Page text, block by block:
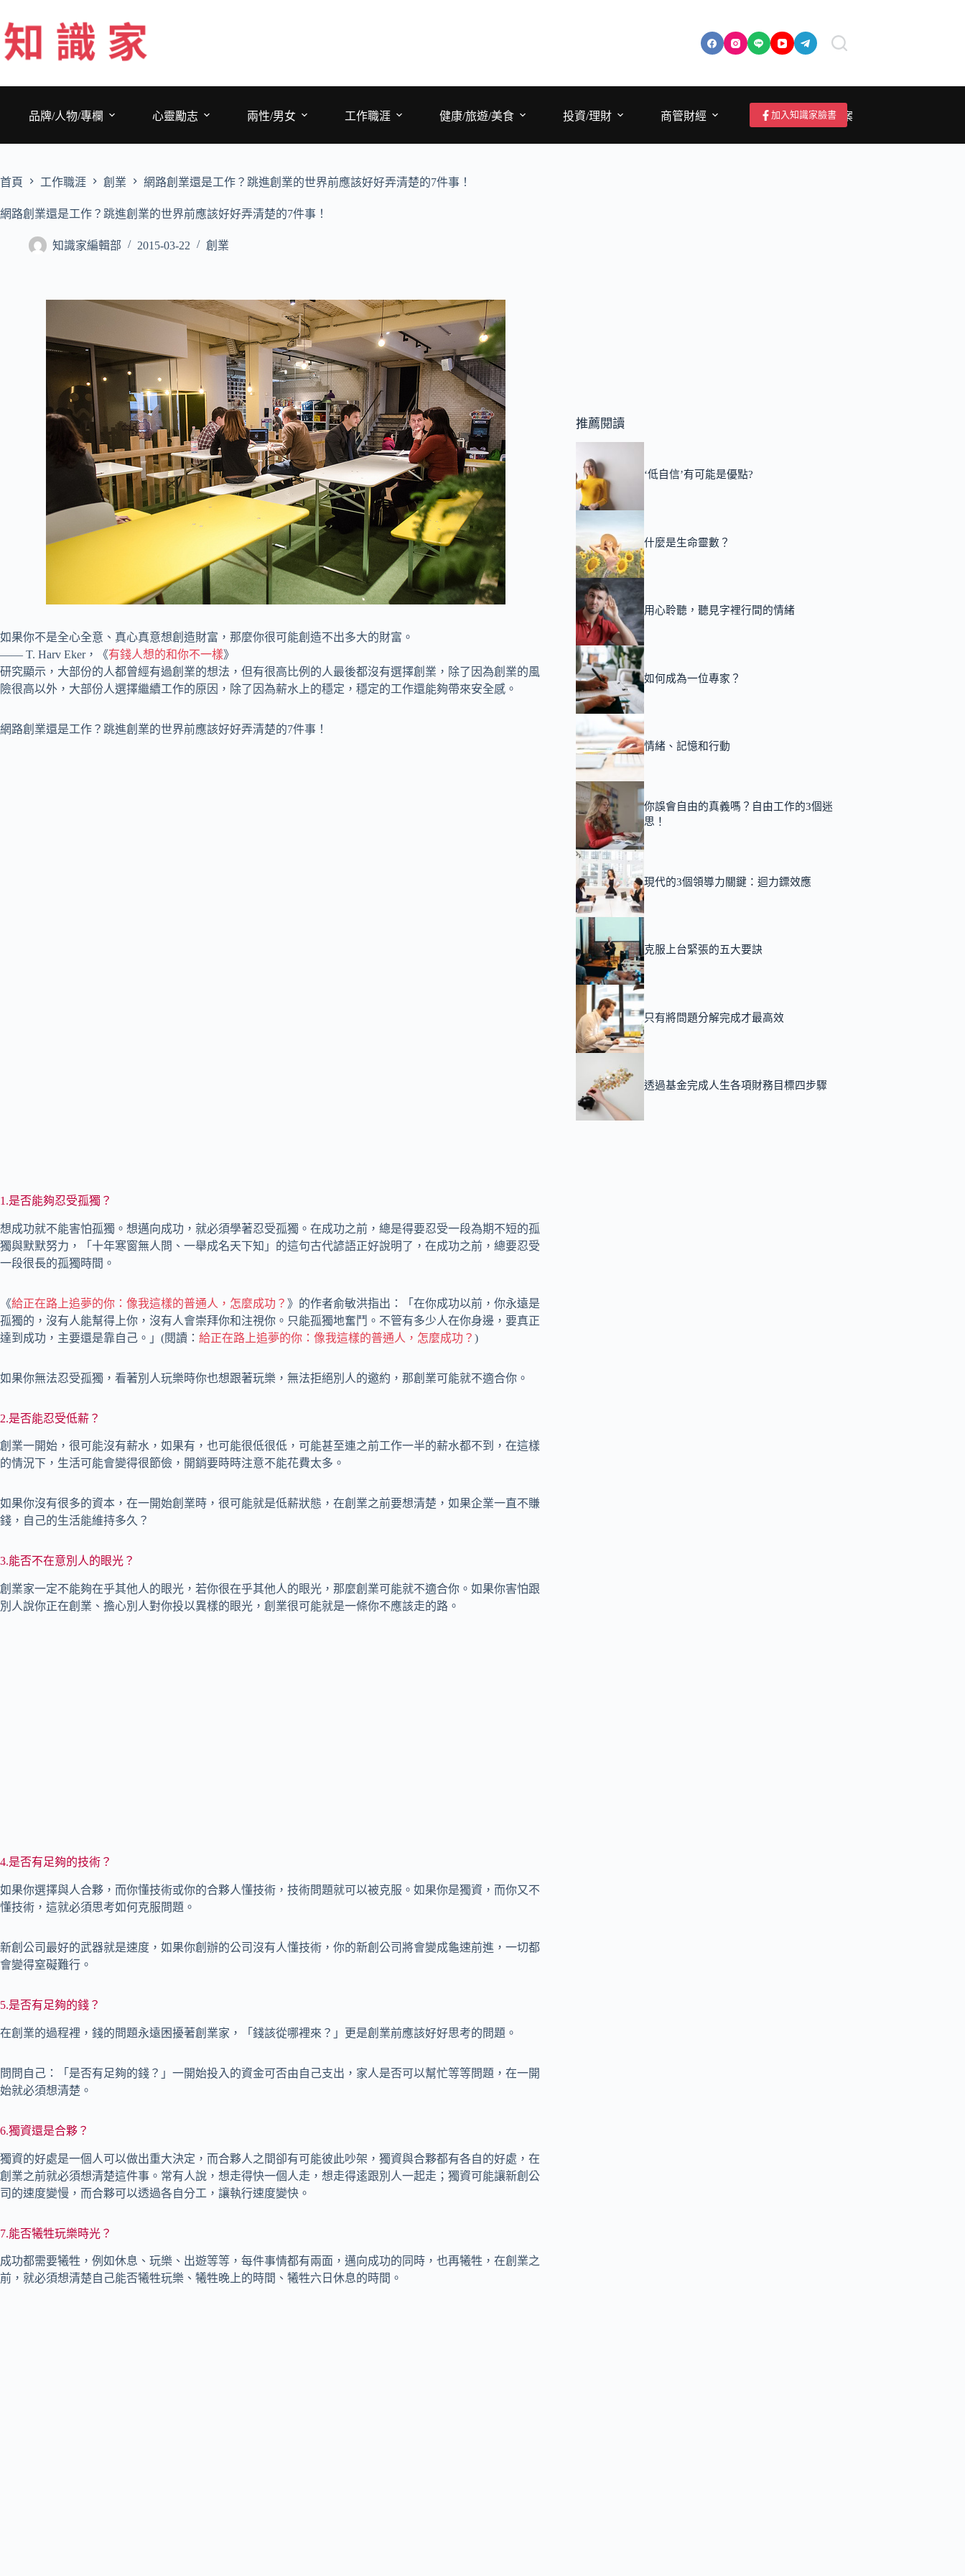
至
主
要
品牌/人物/專欄
心靈勵志 兩性/男女 工作職涯 健康/旅遊/美食 投資/理財 商管財經 成為作者/投稿/提案
加入知識家臉書
首頁 工作職涯 創業 網路創業還是工作？跳進創業的世界前應該好好弄清楚的7件事！
網路創業還是工作？跳進創業的世界前應該好好弄清楚的7件事！
知識家編輯部 2015-03-22 創業
如果你不是全心全意、真心真意想創造財富，那麼你很可能創造不出多大的財富。
—— T. Harv Eker，《有錢人想的和你不一樣》
研究顯示，大部份的人都曾經有過創業的想法，但有很高比例的人最後都沒有選擇創業，除了因為創業的風
險很高以外，大部份人選擇繼續工作的原因，除了因為薪水上的穩定，穩定的工作還能夠帶來安全感。
網路創業還是工作？跳進創業的世界前應該好好弄清楚的7件事！
1.是否能夠忍受孤獨？
想成功就不能害怕孤獨。想邁向成功，就必須學著忍受孤獨。在成功之前，總是得要忍受一段為期不短的孤
獨與默默努力，「十年寒窗無人問、一舉成名天下知」的這句古代諺語正好說明了，在成功之前，總要忍受
一段很長的孤獨時間。
《給正在路上追夢的你：像我這樣的普通人，怎麼成功？ 》的作者俞敏洪指出：「在你成功以前，你永遠是
孤獨的，沒有人能幫得上你，沒有人會崇拜你和注視你。只能孤獨地奮鬥。不管有多少人在你身邊，要真正
達到成功，主要還是靠自己。」(閱讀： 給正在路上追夢的你：像我這樣的普通人，怎麼成功？ )
如果你無法忍受孤獨，看著別人玩樂時你也想跟著玩樂，無法拒絕別人的邀約，那創業可能就不適合你。
2.是否能忍受低薪？
創業一開始，很可能沒有薪水，如果有，也可能很低很低，可能甚至連之前工作一半的薪水都不到，在這樣
的情況下，生活可能會變得很節儉，開銷要時時注意不能花費太多。
如果你沒有很多的資本，在一開始創業時，很可能就是低薪狀態，在創業之前要想清楚，如果企業一直不賺
錢，自己的生活能維持多久？
3.能否不在意別人的眼光？
創業家一定不能夠在乎其他人的眼光，若你很在乎其他人的眼光，那麼創業可能就不適合你。如果你害怕跟
別人說你正在創業、擔心別人對你投以異樣的眼光，創業很可能就是一條你不應該走的路。
4.是否有足夠的技術？
如果你選擇與人合夥，而你懂技術或你的合夥人懂技術，技術問題就可以被克服。如果你是獨資，而你又不
懂技術，這就必須思考如何克服問題。
新創公司最好的武器就是速度，如果你創辦的公司沒有人懂技術，你的新創公司將會變成龜速前進，一切都
會變得窒礙難行。
5.是否有足夠的錢？
在創業的過程裡，錢的問題永遠困擾著創業家，「錢該從哪裡來？」更是創業前應該好好思考的問題。
問問自己：「是否有足夠的錢？」一開始投入的資金可否由自己支出，家人是否可以幫忙等等問題，在一開
始就必須想清楚。
6.獨資還是合夥？
獨資的好處是一個人可以做出重大決定，而合夥人之間卻有可能彼此吵架，獨資與合夥都有各自的好處，在
創業之前就必須想清楚這件事。常有人說，想走得快一個人走，想走得逺跟別人一起走；獨資可能讓新創公
司的速度變慢，而合夥可以透過各自分工，讓執行速度變快。
7.能否犧牲玩樂時光？
成功都需要犧牲，例如休息、玩樂、出遊等等，每件事情都有兩面，邁向成功的同時，也再犧牲，在創業之
前，就必須想清楚自己能否犧牲玩樂、犧牲晚上的時間、犧牲六日休息的時間。
推薦閱讀
‘低自信’有可能是優點?
什麼是生命靈數？
用心聆聽，聽見字裡行間的情緒
如何成為一位專家？
情緒、記憶和行動
你誤會自由的真義嗎？自由工作的3個迷
思！
現代的3個領導力關鍵：迴力鏢效應
克服上台緊張的五大要訣
只有將問題分解完成才最高效
透過基金完成人生各項財務目標四步驟